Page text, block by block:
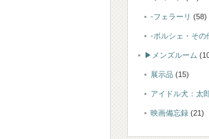
-フェラーリ (58)
-ポルシェ・その
▶メンズルーム
展示品 (15)
アイドル犬：太
映画備忘録 (21)